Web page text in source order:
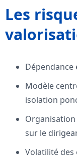
Les
Dépendance
Modèle
isolation
sur le
Volatilité des